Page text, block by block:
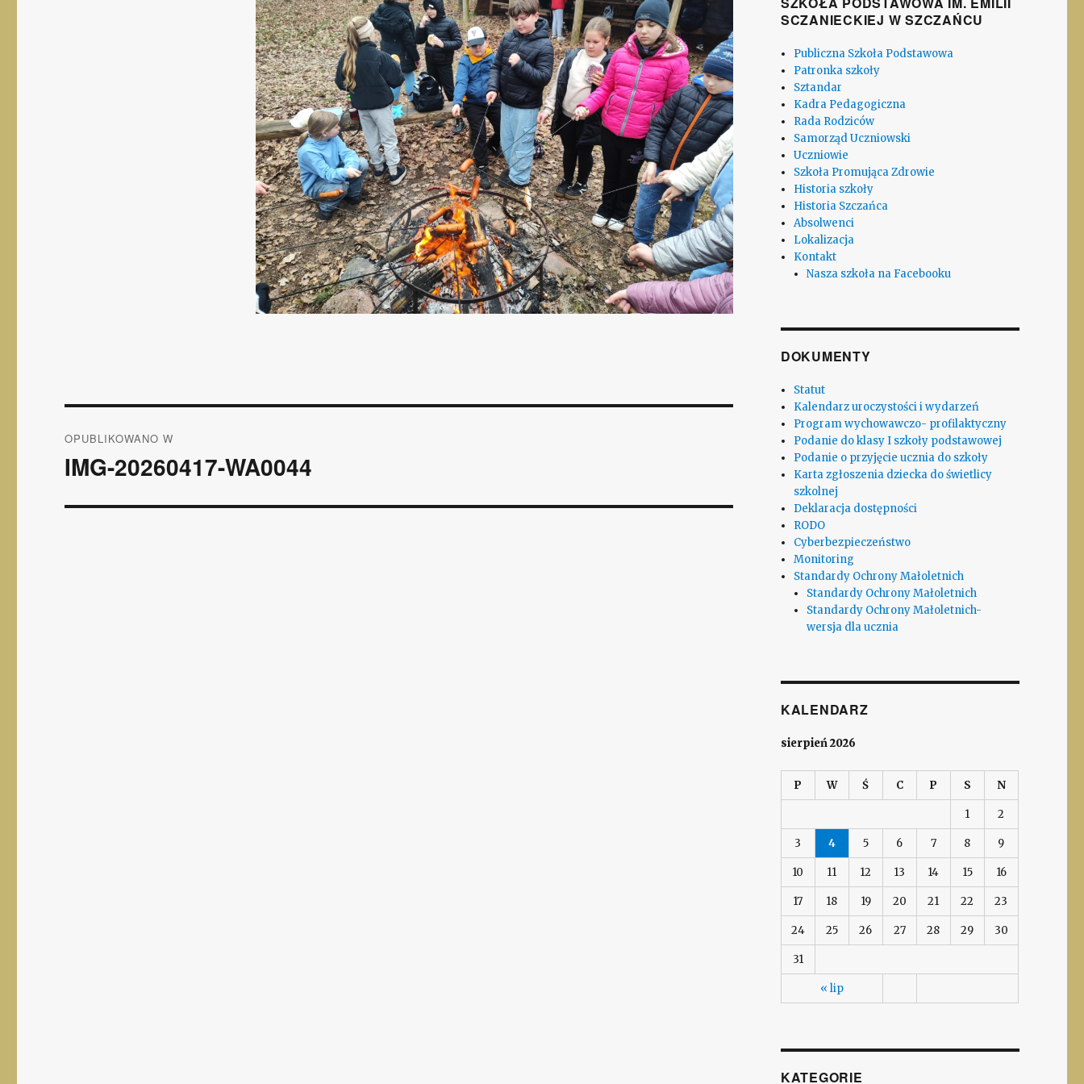
wpisu
OPUBLIKOWANO W
IMG-20260417-WA0044
SCZANIECKIEJ W SZCZAŃCU
Publiczna Szkoła Podstawowa
Patronka szkoły
Sztandar
Kadra Pedagogiczna
Rada Rodziców
Samorząd Uczniowski
Uczniowie
Szkoła Promująca Zdrowie
Historia szkoły
Historia Szczańca
Absolwenci
Lokalizacja
Kontakt
Nasza szkoła na Facebooku
DOKUMENTY
Statut
Kalendarz uroczystości i wydarzeń
Program wychowawczo- profilaktyczny
Podanie do klasy I szkoły podstawowej
Podanie o przyjęcie ucznia do szkoły
Karta zgłoszenia dziecka do świetlicy
szkolnej
Deklaracja dostępności
RODO
Cyberbezpieczeństwo
Monitoring
Standardy Ochrony Małoletnich
Standardy Ochrony Małoletnich
Standardy Ochrony Małoletnich-
wersja dla ucznia
KALENDARZ
sierpień 2026
P W Ś C P S N
« lip
1 2
3 4 5 6 7 8 9
10 11 12 13 14 15 16
17 18 19 20 21 22 23
24 25 26 27 28 29 30
31
KATEGORIE